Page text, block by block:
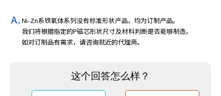
Ni-Zn系铁氧体系列没有标准形状产品，均为订制产品。
我们将根据指定的P磁芯形状尺寸及材料判断是否能够制造。
如对订制品有需求，请咨询就近的代理商。